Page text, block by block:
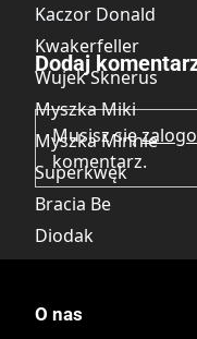
Kaczor Donald
Kwakerfeller
Wujek Sknerus
Myszka Miki
Myszka Minnie
Superkwęk
Bracia Be
Diodak
Goofy
Gęgul Gęg
Brak opinii.
Dodaj
Musisz się
komentarz.
O nas